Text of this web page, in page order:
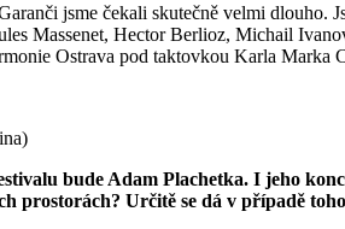
jsme čekali skutečně velmi dlouho.
Massenet, Hector Berlioz, Michail
Ostrava pod taktovkou Karla
bude Adam Plachetka. I jeho
prostorách? Určitě se dá v případě